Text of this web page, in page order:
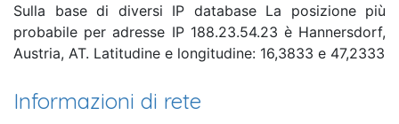
Sulla base di diversi IP database La posizione più
probabile per adresse IP 188.23.54.23 è Hannersdorf,
Austria, AT. Latitudine e longitudine: 16,3833 e 47,2333
Informazioni di rete